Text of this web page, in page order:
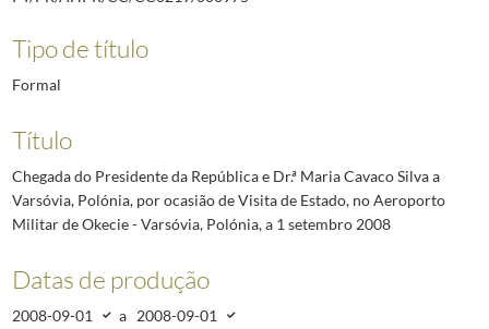
Tipo de título
Formal
Título
Chegada do Presidente da República e Dr.ª Maria Cavaco Silva a
Varsóvia, Polónia, por ocasião de Visita de Estado, no Aeroporto
Militar de Okecie - Varsóvia, Polónia, a 1 setembro 2008
Datas de produção
2008-09-01 a 2008-09-01